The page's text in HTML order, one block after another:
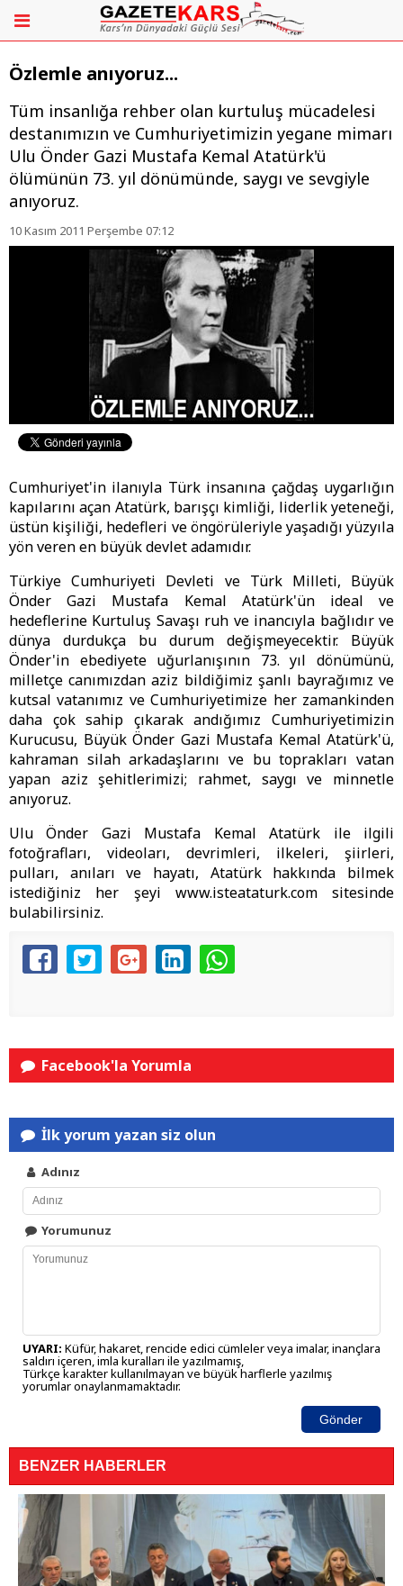
Özlemle anıyoruz...
Tüm insanlığa rehber olan kurtuluş mücadelesi
destanımızın ve Cumhuriyetimizin yegane mimarı
Ulu Önder Gazi Mustafa Kemal Atatürk'ü
ölümünün 73. yıl dönümünde, saygı ve sevgiyle
anıyoruz.
10 Kasım 2011 Perşembe 07:12
Cumhuriyet'in ilanıyla Türk insanına çağdaş uygarlığın
kapılarını açan Atatürk, barışçı kimliği, liderlik yeteneği,
üstün kişiliği, hedefleri ve öngörüleriyle yaşadığı yüzyıla
yön veren en büyük devlet adamıdır.
Türkiye Cumhuriyeti Devleti ve Türk Milleti, Büyük
Önder Gazi Mustafa Kemal Atatürk'ün ideal ve
hedeflerine Kurtuluş Savaşı ruh ve inancıyla bağlıdır ve
dünya durdukça bu durum değişmeyecektir. Büyük
Önder'in ebediyete uğurlanışının 73. yıl dönümünü,
milletçe canımızdan aziz bildiğimiz şanlı bayrağımız ve
kutsal vatanımız ve Cumhuriyetimize her zamankinden
daha çok sahip çıkarak andığımız Cumhuriyetimizin
Kurucusu, Büyük Önder Gazi Mustafa Kemal Atatürk'ü,
kahraman silah arkadaşlarını ve bu toprakları vatan
yapan aziz şehitlerimizi; rahmet, saygı ve minnetle
anıyoruz.
Ulu Önder Gazi Mustafa Kemal Atatürk ile ilgili
fotoğrafları, videoları, devrimleri, ilkeleri, şiirleri,
pulları, anıları ve hayatı, Atatürk hakkında bilmek
istediğiniz her şeyi www.isteataturk.com sitesinde
bulabilirsiniz.
Facebook'la Yorumla
İlk yorum yazan siz olun
Adınız
Yorumunuz
UYARI: Küfür, hakaret, rencide edici cümleler veya imalar, inançlara
saldırı içeren, imla kuralları ile yazılmamış,
Türkçe karakter kullanılmayan ve büyük harflerle yazılmış
yorumlar onaylanmamaktadır.
Gönder
BENZER HABERLER